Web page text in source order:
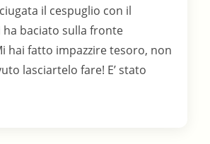
il cespuglio con il
ha baciato sulla fronte
hai fatto impazzire tesoro, non
lasciartelo fare! E’ stato